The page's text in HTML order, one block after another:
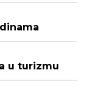
u turizmu